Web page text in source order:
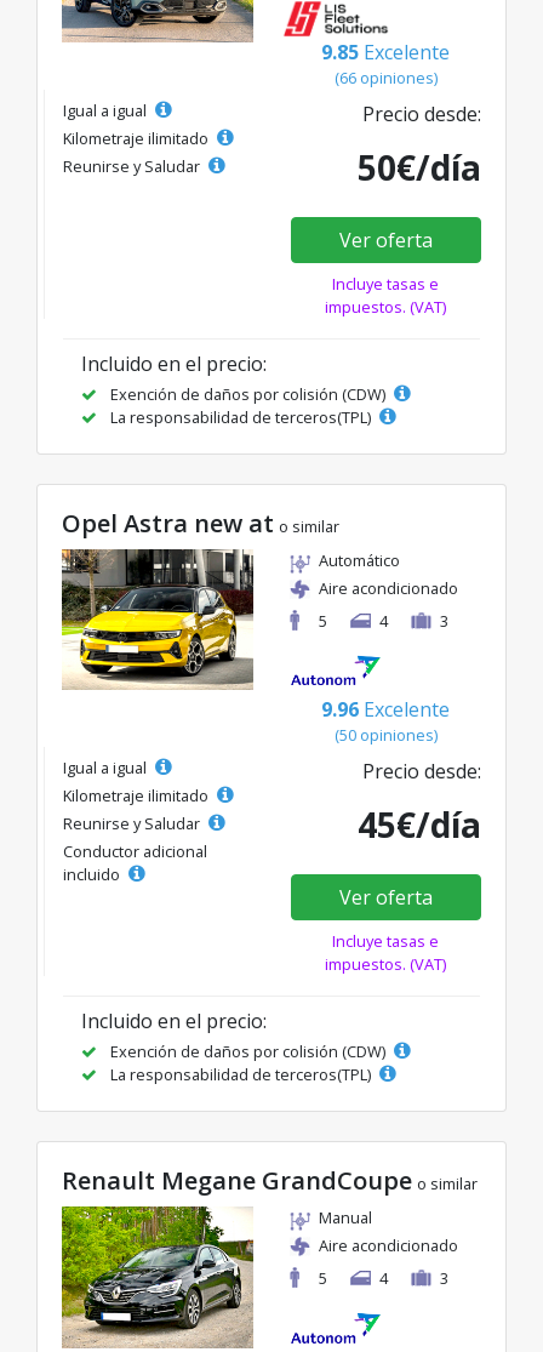
9.85 Excelente
(66 opiniones)
Igual a igual
Kilometraje ilimitado
Reunirse y Saludar
Precio desde:
50€/día
Ver oferta
Incluye tasas e
impuestos. (VAT)
Incluido en el precio:
Exención de daños por colisión (CDW)
La responsabilidad de terceros(TPL)
Opel Astra new at o similar
Automático
Aire acondicionado
5
4 3
9.96 Excelente
(50 opiniones)
Igual a igual
Kilometraje ilimitado
Reunirse y Saludar
Conductor adicional
incluido
Precio desde:
45€/día
Ver oferta
Incluye tasas e
impuestos. (VAT)
Incluido en el precio:
Exención de daños por colisión (CDW)
La responsabilidad de terceros(TPL)
Renault Megane GrandCoupe o similar
Manual
Aire acondicionado
5
4 3